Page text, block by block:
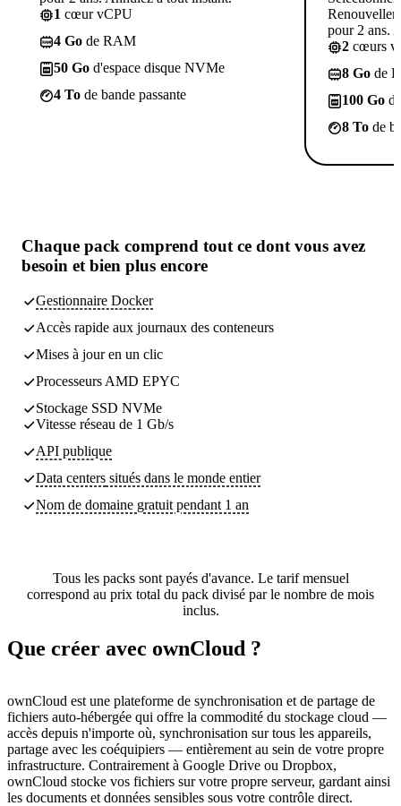
1 cœur vCPU
4 Go de RAM
50 Go d'espace disque NVMe
4 To de bande passante
pour 2 ans.
2 cœurs
8 Go de
100 Go
8 To de
Chaque pack comprend tout ce dont vous avez
besoin et bien plus encore
Gestionnaire Docker
Accès rapide aux journaux des conteneurs
Mises à jour en un clic
Processeurs AMD EPYC
Stockage SSD NVMe
Vitesse réseau de 1 Gb/s
API publique
Data centers situés dans le monde entier
Nom de domaine gratuit pendant 1 an
Tous les packs sont payés d'avance. Le tarif mensuel
correspond au prix total du pack divisé par le nombre de mois
inclus.
Que créer avec ownCloud ?
ownCloud est une plateforme de synchronisation et de partage de
fichiers auto-hébergée qui offre la commodité du stockage cloud —
accès depuis n'importe où, synchronisation sur tous les appareils,
partage avec les coéquipiers — entièrement au sein de votre propre
infrastructure. Contrairement à Google Drive ou Dropbox,
ownCloud stocke vos fichiers sur votre propre serveur, gardant ainsi
les documents et données sensibles sous votre contrôle direct.